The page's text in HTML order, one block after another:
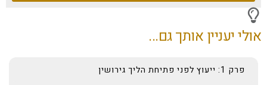
אולי יעניין אותך גם...
פרק 1: ייעוץ לפני פתיחת הליך גירושין